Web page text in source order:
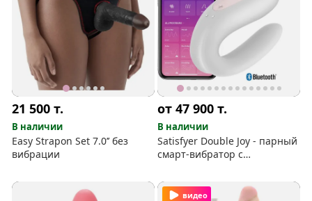
21 500т.
В наличии
Easy Strapon Set 7.0’’ без
вибрации
от 47 900т.
В наличии
Satisfyer Double Joy - парный
смарт-вибратор с
Apple Watch.
видео